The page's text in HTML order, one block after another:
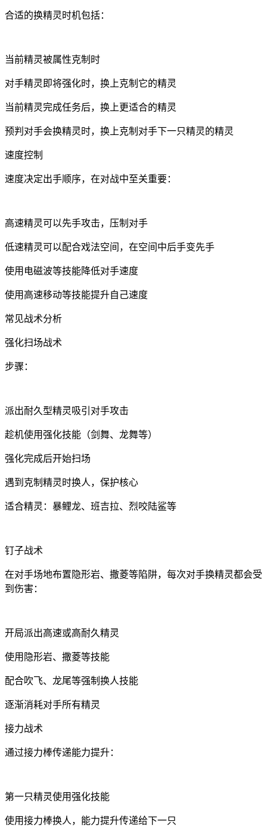
合适的换精灵时机包括：
当前精灵被属性克制时
对手精灵即将强化时，换上克制它的精灵
当前精灵完成任务后，换上更适合的精灵
预判对手会换精灵时，换上克制对手下一只精灵的精灵
速度控制
速度决定出手顺序，在对战中至关重要：
高速精灵可以先手攻击，压制对手
低速精灵可以配合戏法空间，在空间中后手变先手
使用电磁波等技能降低对手速度
使用高速移动等技能提升自己速度
常见战术分析
强化扫场战术
步骤：
派出耐久型精灵吸引对手攻击
趁机使用强化技能（剑舞、龙舞等）
强化完成后开始扫场
遇到克制精灵时换人，保护核心
适合精灵：暴鲤龙、班吉拉、烈咬陆鲨等
钉子战术
在对手场地布置隐形岩、撒菱等陷阱，每次对手换精灵都会受
到伤害：
开局派出高速或高耐久精灵
使用隐形岩、撒菱等技能
配合吹飞、龙尾等强制换人技能
逐渐消耗对手所有精灵
接力战术
通过接力棒传递能力提升：
第一只精灵使用强化技能
使用接力棒换人，能力提升传递给下一只